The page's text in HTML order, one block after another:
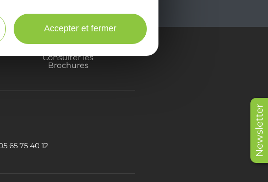
Newsletter
Consulter les
Brochures
65 75 40 12
Accepter et fermer